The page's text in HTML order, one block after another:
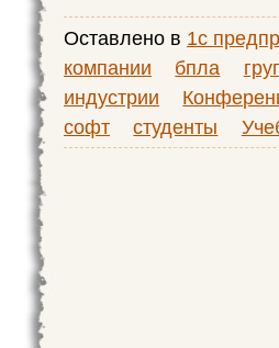
Оставлено в 1с
компании
бпла
индустрии
софт
студенты